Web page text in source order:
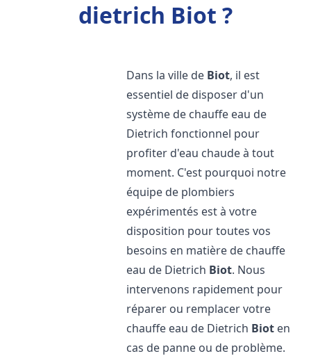
dietrich Biot ?
Dans la ville de Biot, il est
essentiel de disposer d'un
système de chauffe eau de
Dietrich fonctionnel pour
profiter d'eau chaude à tout
moment. C'est pourquoi notre
équipe de plombiers
expérimentés est à votre
disposition pour toutes vos
besoins en matière de chauffe
eau de Dietrich Biot. Nous
intervenons rapidement pour
réparer ou remplacer votre
chauffe eau de Dietrich Biot en
cas de panne ou de problème.